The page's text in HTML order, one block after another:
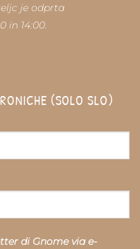
je odprta
in 14:00.
(SOLO SLO)
di Gnome via e-